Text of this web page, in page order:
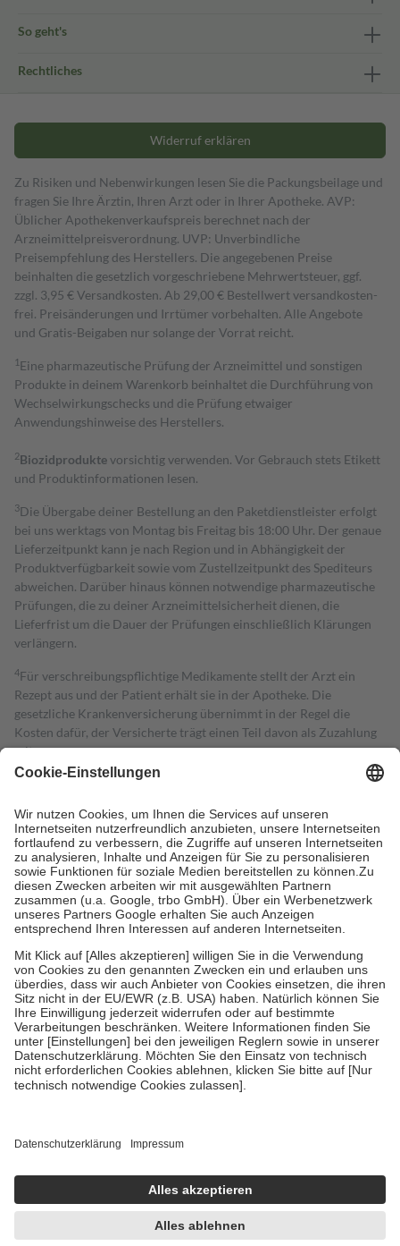
So geht's
Rechtliches
Widerruf erklären
Zu Risiken und Nebenwirkungen lesen Sie die Packungsbeilage und
fragen Sie Ihre Ärztin, Ihren Arzt oder in Ihrer Apotheke. AVP:
Üblicher Apothekenverkaufspreis berechnet nach der
Arzneimittelpreisverordnung. UVP: Unverbindliche
Preisempfehlung des Herstellers. Die angegebenen Preise
beinhalten die gesetzlich vorgeschriebene Mehrwertsteuer, ggf.
zzgl. 3,95 € Versandkosten. Ab 29,00 € Bestell­wert versand­kosten­
frei. Preisänderungen und Irrtümer vorbehalten. Alle Angebote
und Gratis-Beigaben nur solange der Vorrat reicht.
1 Eine pharmazeutische Prüfung der Arzneimittel und sonstigen
Produkte in deinem Warenkorb beinhaltet die Durchführung von
Wechselwirkungschecks und die Prüfung etwaiger
Anwendungshinweise des Herstellers.
2Biozidproduktevorsichtig verwenden. Vor Gebrauch stets Etikett
und Produktinformationen lesen.
3Die Übergabe deiner Bestellung an den Paketdienstleister erfolgt
bei uns werktags von Montag bis Freitag bis 18:00 Uhr. Der genaue
Lieferzeitpunkt kann je nach Region und in Abhängigkeit der
Produktverfügbarkeit sowie vom Zustellzeitpunkt des Spediteurs
abweichen. Darüber hinaus können notwendige pharmazeutische
Prüfungen, die zu deiner Arzneimittelsicherheit dienen, die
Lieferfrist um die Dauer der Prüfungen einschließlich Klärungen
verlängern.
4Für verschreibungspflichtige Medikamente stellt der Arzt ein
Rezept aus und der Patient erhält sie in der Apotheke. Die
gesetzliche Krankenversicherung übernimmt in der Regel die
Kosten dafür, der Versicherte trägt einen Teil davon als Zuzahlung
mit.
Grundsätzlich leisten Mitglieder Zuzahlungen in Höhe von zehn
höchstens zehn Euro.
Es sind jedoch nie mehr als die tatsächlichen
Kosten der Leistung zu entrichten.
Diese Regeln gelten grundsätzlich auch für Online-Apotheken.
Bei Heilmitteln und häuslicher Krankenpflege beträgt die
Zuzahlung zehn Prozent der Kosten sowie zehn Euro je
Verordnung.
Um das Engagement der Versicherten für ihre eigene Gesundheit zu
stärken und die besondere Stellung der Familie zu unterstützen,
fallenkeine Zuzahlungenan bei:
• Kindern und Jugendlichen bis zum vollendeten 18. Lebensjahr
mit Ausnahme der Fahrkosten
• Untersuchungen zur Vorsorge und Früherkennung, die von der
GKV getragen werden
• empfohlenen Schutzimpfungen
• Harn- und Blutteststreifen
getroffen, um sicherzustellen, dass es sich um echte Bewertungen
https://help.etrusted.com/hc/de/articles/4419944605341
Einige Bilder und Inhalte wurden unter Zuhilfenahme künstlicher